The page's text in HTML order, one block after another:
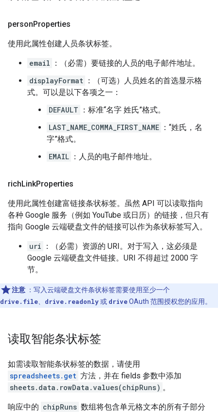
personProperties
使用此属性创建人员条状标签。
email
：（必需）要链接的人员的电子邮件地址。
displayFormat ：（可选）人员姓名的首选显示格
式。可以是以下各项之一：
DEFAULT
：标准“名字 姓氏”格式。
LAST_NAME_COMMA_FIRST_NAME ：“姓氏，名
字”格式。
EMAIL ：人员的电子邮件地址。
richLinkProperties
使用此属性创建富链接条状标签。虽然 API 可以读取指向
各种 Google 服务（例如 YouTube 或日历）的链接，但只有
指向 Google 云端硬盘文件的链接可以作为条状标签写入。
uri
：（必需）资源的 URI。对于写入，这必须是
Google 云端硬盘文件链接。URI 不得超过 2000 字
节。
注意 ：写入云端硬盘文件条状标签需要使用至少一个
drive.file
drive.readonly或 driveOAuth 范围授权您的应用。
读取智能条状标签
如需读取智能条状标签的数据，请使用
spreadsheets.get 方法，并在 fields 参数中添加
sheets.data.rowData.values(chipRuns) 。
响应中的 chipRuns 数组将包含单元格文本的所有子部分